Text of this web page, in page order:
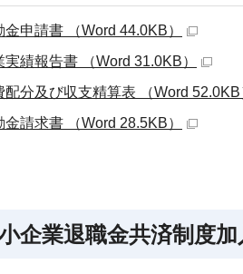
金申請書 （Word 44.0KB）
実績報告書 （Word 31.0KB）
配分及び収支精算表 （Word 52.0KB
金請求書 （Word 28.5KB）
企業退職金共済制度